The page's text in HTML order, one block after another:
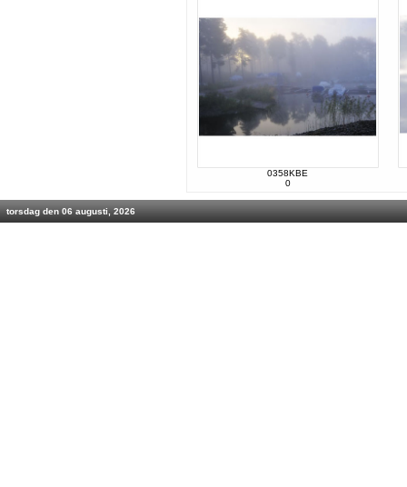
0358KBE
0
torsdag den 06 augusti, 2026